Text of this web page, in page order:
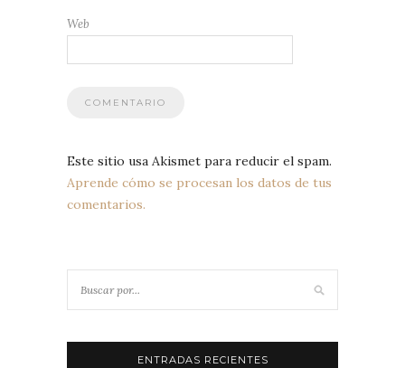
Web
Este sitio usa Akismet para reducir el spam.
Aprende cómo se procesan los datos de tus
comentarios.
ENTRADAS RECIENTES